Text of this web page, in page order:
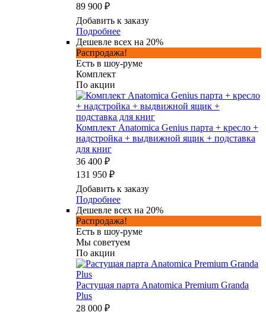
89 900 ₽
Добавить к заказу
Подробнее
Дешевле всех на 20%
Распродажа!
Есть в шоу-руме
Комплект
По акции
Комплект Anatomica Genius парта + кресло +
надстройка + выдвижной ящик + подставка
для книг
36 400 ₽
131 950 ₽
Добавить к заказу
Подробнее
Дешевле всех на 20%
Распродажа!
Есть в шоу-руме
Мы советуем
По акции
Растущая парта Anatomica Premium Granda
Plus
28 000 ₽